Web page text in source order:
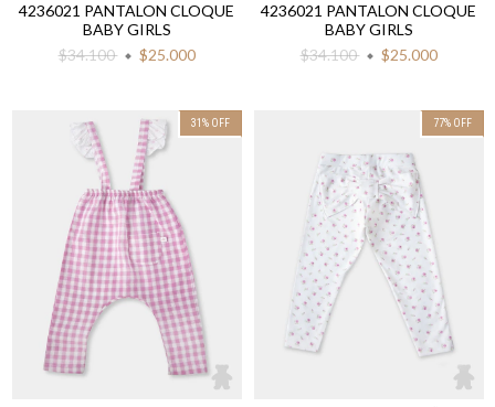
4236021 PANTALON CLOQUE
BABY GIRLS
$34.100
$25.000
4236021 PANTALON CLOQUE
BABY GIRLS
$34.100
$25.000
31 % OFF 77% OFF